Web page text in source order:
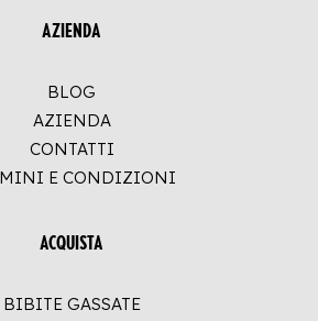
AZIENDA
BLOG
AZIENDA
CONTATTI
E CONDIZIONI
ACQUISTA
BIBITE GASSATE